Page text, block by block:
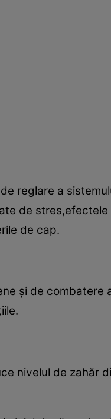
reglare a
de
de cap.
şi de combatere
nivelul de zahăr